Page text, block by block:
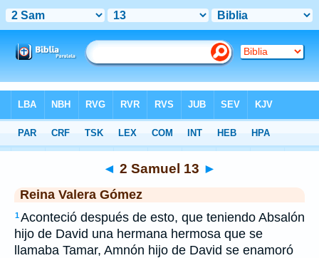
>RVG> 2 Samuel 13
◄ 2 Samuel 13 ►
Reina Valera Gómez
1Aconteció después de esto, que teniendo Absalón
hijo de David una hermana hermosa que se
llamaba Tamar, Amnón hijo de David se enamoró